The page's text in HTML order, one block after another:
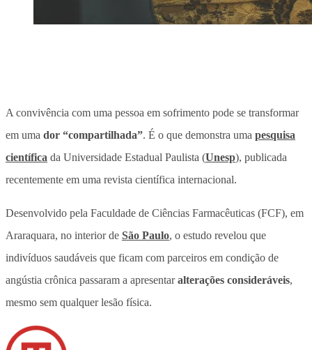
A convivência com uma pessoa em sofrimento pode se transformar
em uma dor “compartilhada”. É o que demonstra uma pesquisa
científica da Universidade Estadual Paulista (Unesp), publicada
recentemente em uma revista científica internacional.
Desenvolvido pela Faculdade de Ciências Farmacêuticas (FCF), em
Araraquara, no interior de São Paulo, o estudo revelou que
indivíduos saudáveis que ficam com parceiros em condição de
angústia crônica passaram a apresentaralterações consideráveis,
mesmo sem qualquer lesão física.